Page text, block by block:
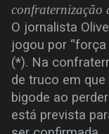
confraternização
O jornalista
jogou por
(*). Na
de truco em
bigode ao
está prevista